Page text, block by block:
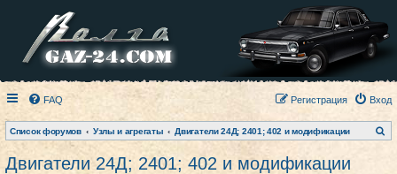
FAQ Вход
Регистрация
Список форумов Узлы и агрегаты Двигатели 24Д; 2401; 402 и модификации
о
Двигатели 24Д; 2401; 402 и модификации